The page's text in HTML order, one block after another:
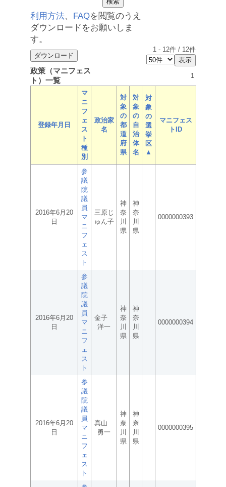
利用方法、 FAQを閲覧のうえ
ダウンロードをお願いしま
す。
1 - 12件 / 12件
政策（マニフェス
ト）一覧
1
登録年月日
マ
ニ
フ
ェ
ス
ト
種
別
政治家
名
対
象
の
都
道
府
県
対
象
の
自
治
体
名
対
象
の
選
挙
区
▲
マニフェス
トID
2016年6月20
日
参
議
院
議
員
マ
ニ
フ
ェ
ス
ト
三原じ
ゅん子
神
奈
川
県
神
奈
川
県
0000000393
2016年6月20
日
参
議
院
議
員
マ
ニ
フ
ェ
ス
ト
金子
洋一
神
奈
川
県
神
奈
川
県
0000000394
2016年6月20
日
参
議
院
議
員
マ
ニ
フ
ェ
ス
ト
真山
勇一
神
奈
川
県
神
奈
川
県
0000000395